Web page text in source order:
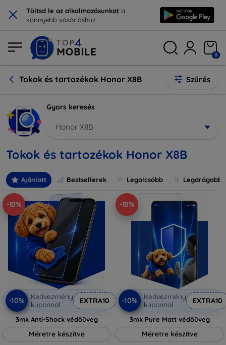
× Töltsd le az alkalmazásunkat a
könnyebb vásárláshoz.
0
Tokok és tartozékok Honor X8B Szűrés
Gyors keresés
Honor X8B
Tokok és tartozékok Honor X8B
Ajánlott Bestsellerek Legolcsóbb Legdrágabb
-10%
-10%
Kedvezmény
kuponnal
EXTRA10
3mk Anti-Shock védőüveg
Méretre készítve
-10%
-10%
Kedvezmény
kuponnal
EXTRA10
3mk Pure Matt védőüveg
Méretre készítve